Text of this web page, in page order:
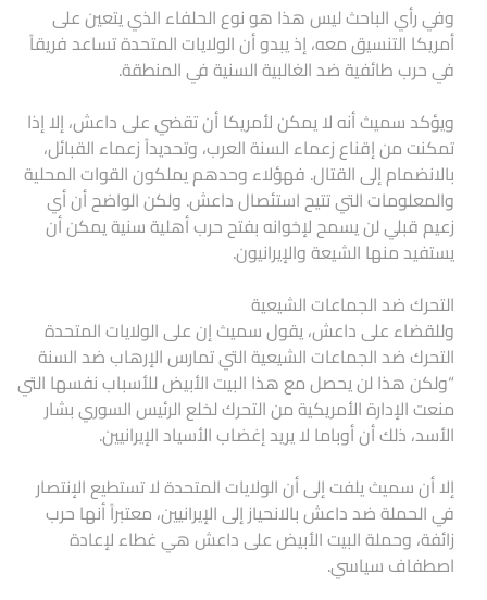
وفي رأي الباحث ليس هذا هو نوع الحلفاء الذي يتعين على
أمريكا التنسيق معه، إذ يبدو أن الولايات المتحدة تساعد فريقاً
في حرب طائفية ضد الغالبية السنية في المنطقة.
ويؤكد سميث أنه لا يمكن لأمريكا أن تقضي على داعش، إلا إذا
تمكنت من إقناع زعماء السنة العرب، وتحديداً زعماء القبائل،
بالانضمام إلى القتال. فهؤلاء وحدهم يملكون القوات المحلية
والمعلومات التي تتيح استئصال داعش. ولكن الواضح أن أي
زعيم قبلي لن يسمح لإخوانه بفتح حرب أهلية سنية يمكن أن
يستفيد منها الشيعة والإيرانيون.
التحرك ضد الجماعات الشيعية
وللقضاء على داعش، يقول سميث إن على الولايات المتحدة
التحرك ضد الجماعات الشيعية التي تمارس الإرهاب ضد السنة
“ولكن هذا لن يحصل مع هذا البيت الأبيض للأسباب نفسها التي
منعت الإدارة الأمريكية من التحرك لخلع الرئيس السوري بشار
الأسد، ذلك أن أوباما لا يريد إغضاب الأسياد الإيرانيين.
إلا أن سميث يلفت إلى أن الولايات المتحدة لا تستطيع الإنتصار
في الحملة ضد داعش بالانحياز إلى الإيرانيين، معتبراً أنها حرب
زائفة، وحملة البيت الأبيض على داعش هي غطاء لإعادة
اصطفاف سياسي.